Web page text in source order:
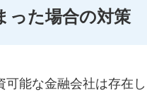
った場合の対策
能な金融会社は存在し